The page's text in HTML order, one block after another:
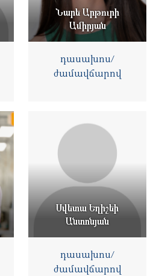
Նարե Արթուրի
Ամիրյան
դասախոս/
ժամավճարով
Սվետա Եղիշեի
Անտոնյան
դասախոս/
ժամավճարով